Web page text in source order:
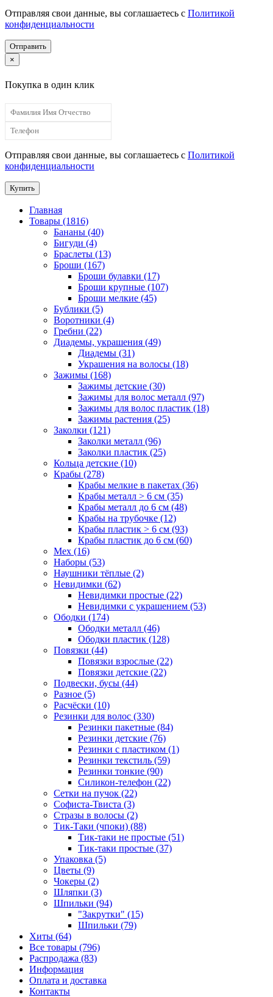
Отправляя свои данные, вы соглашаетесь с Политикой
конфиденциальности
Отправить
×
Покупка в один клик
Отправляя свои данные, вы соглашаетесь с Политикой
конфиденциальности
Купить
Главная
Товары (1816)
Бананы (40)
Бигуди (4)
Браслеты (13)
Броши (167)
Броши булавки (17)
Броши крупные (107)
Броши мелкие (45)
Бублики (5)
Воротники (4)
Гребни (22)
Диадемы, украшения (49)
Диадемы (31)
Украшения на волосы (18)
Зажимы (168)
Зажимы детские (30)
Зажимы для волос металл (97)
Зажимы для волос пластик (18)
Зажимы растения (25)
Заколки (121)
Заколки металл (96)
Заколки пластик (25)
Кольца детские (10)
Крабы (278)
Крабы мелкие в пакетах (36)
Крабы металл > 6 см (35)
Крабы металл до 6 см (48)
Крабы на трубочке (12)
Крабы пластик > 6 см (93)
Крабы пластик до 6 см (60)
Мех (16)
Наборы (53)
Наушники тёплые (2)
Невидимки (62)
Невидимки простые (22)
Невидимки с украшением (53)
Ободки (174)
Ободки металл (46)
Ободки пластик (128)
Повязки (44)
Повязки взрослые (22)
Повязки детские (22)
Подвески, бусы (44)
Разное (5)
Расчёски (10)
Резинки для волос (330)
Резинки пакетные (84)
Резинки детские (76)
Резинки с пластиком (1)
Резинки текстиль (59)
Резинки тонкие (90)
Силикон-телефон (22)
Сетки на пучок (22)
Софиста-Твиста (3)
Стразы в волосы (2)
Тик-Таки (чпоки) (88)
Тик-таки не простые (51)
Тик-таки простые (37)
Упаковка (5)
Цветы (9)
Чокеры (2)
Шляпки (3)
Шпильки (94)
"Закрутки" (15)
Шпильки (79)
Хиты (64)
Все товары (796)
Распродажа (83)
Информация
Оплата и доставка
Контакты